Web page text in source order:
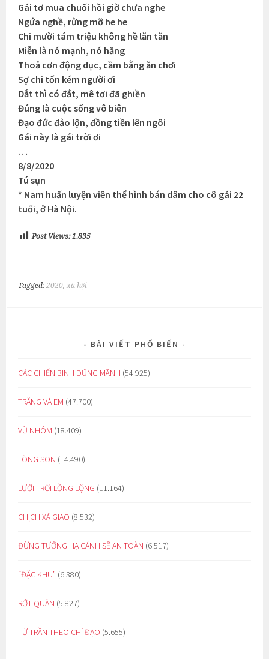
Gái tơ mua chuối hồi giờ chưa nghe
Ngứa nghề, rửng mỡ he he
Chi mười tám triệu không hề lăn tăn
Miễn là nó mạnh, nó hăng
Thoả cơn động dục, cầm bằng ăn chơi
Sợ chi tốn kém người ơi
Đắt thì có đắt, mê tơi đã ghiền
Đúng là cuộc sống vô biên
Đạo đức đảo lộn, đồng tiền lên ngôi
Gái này là gái trời ơi
…
8/8/2020
Tú sụn
* Nam huấn luyện viên thể hình bán dâm cho cô gái 22
tuổi, ở Hà Nội.
Post Views: 1.835
Tagged:2020,xã hội
BÀI VIẾT PHỔ BIẾN
CÁC CHIẾN BINH DŨNG MÃNH (54.925)
TRĂNG VÀ EM (47.700)
VŨ NHÔM (18.409)
LÒNG SON (14.490)
LƯỚI TRỜI LỒNG LỘNG (11.164)
CHỊCH XÃ GIAO (8.532)
ĐỪNG TƯỞNG HẠ CÁNH SẼ AN TOÀN (6.517)
“ĐẶC KHU” (6.380)
RỚT QUẦN (5.827)
TỪ TRẦN THEO CHỈ ĐẠO (5.655)